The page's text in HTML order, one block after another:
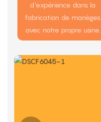
d'expérience dans la
fabrication de manèges
avec notre propre usine.